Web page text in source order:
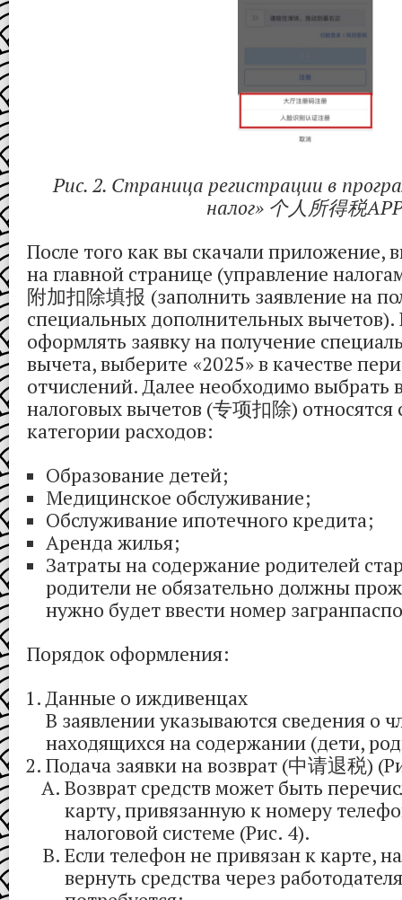
Рис. 2. Страница регистрации в
налог» 个人所得税
После того как вы скачали приложение,
на главной странице (управление
附加扣除填报 (заполнить заявление на
специальных дополнительных вычетов).
оформлять заявку на получение
вычета, выберите «2025» в качестве
отчислений. Далее необходимо выбрать
налоговых вычетов (专项扣除)
категории расходов:
Образование детей;
Медицинское обслуживание;
Обслуживание ипотечного кредита;
Аренда жилья;
Затраты на содержание родителей
родители не обязательно должны
нужно будет ввести номер
Порядок оформления:
Данные о иждивенцах
В заявлении указываются сведения о
находящихся на содержании (дети,
Подача заявки на возврат (中请退税)
Возврат средств может быть
карту, привязанную к номеру
налоговой системе (Рис. 4).
Если телефон не привязан к карте,
вернуть средства через